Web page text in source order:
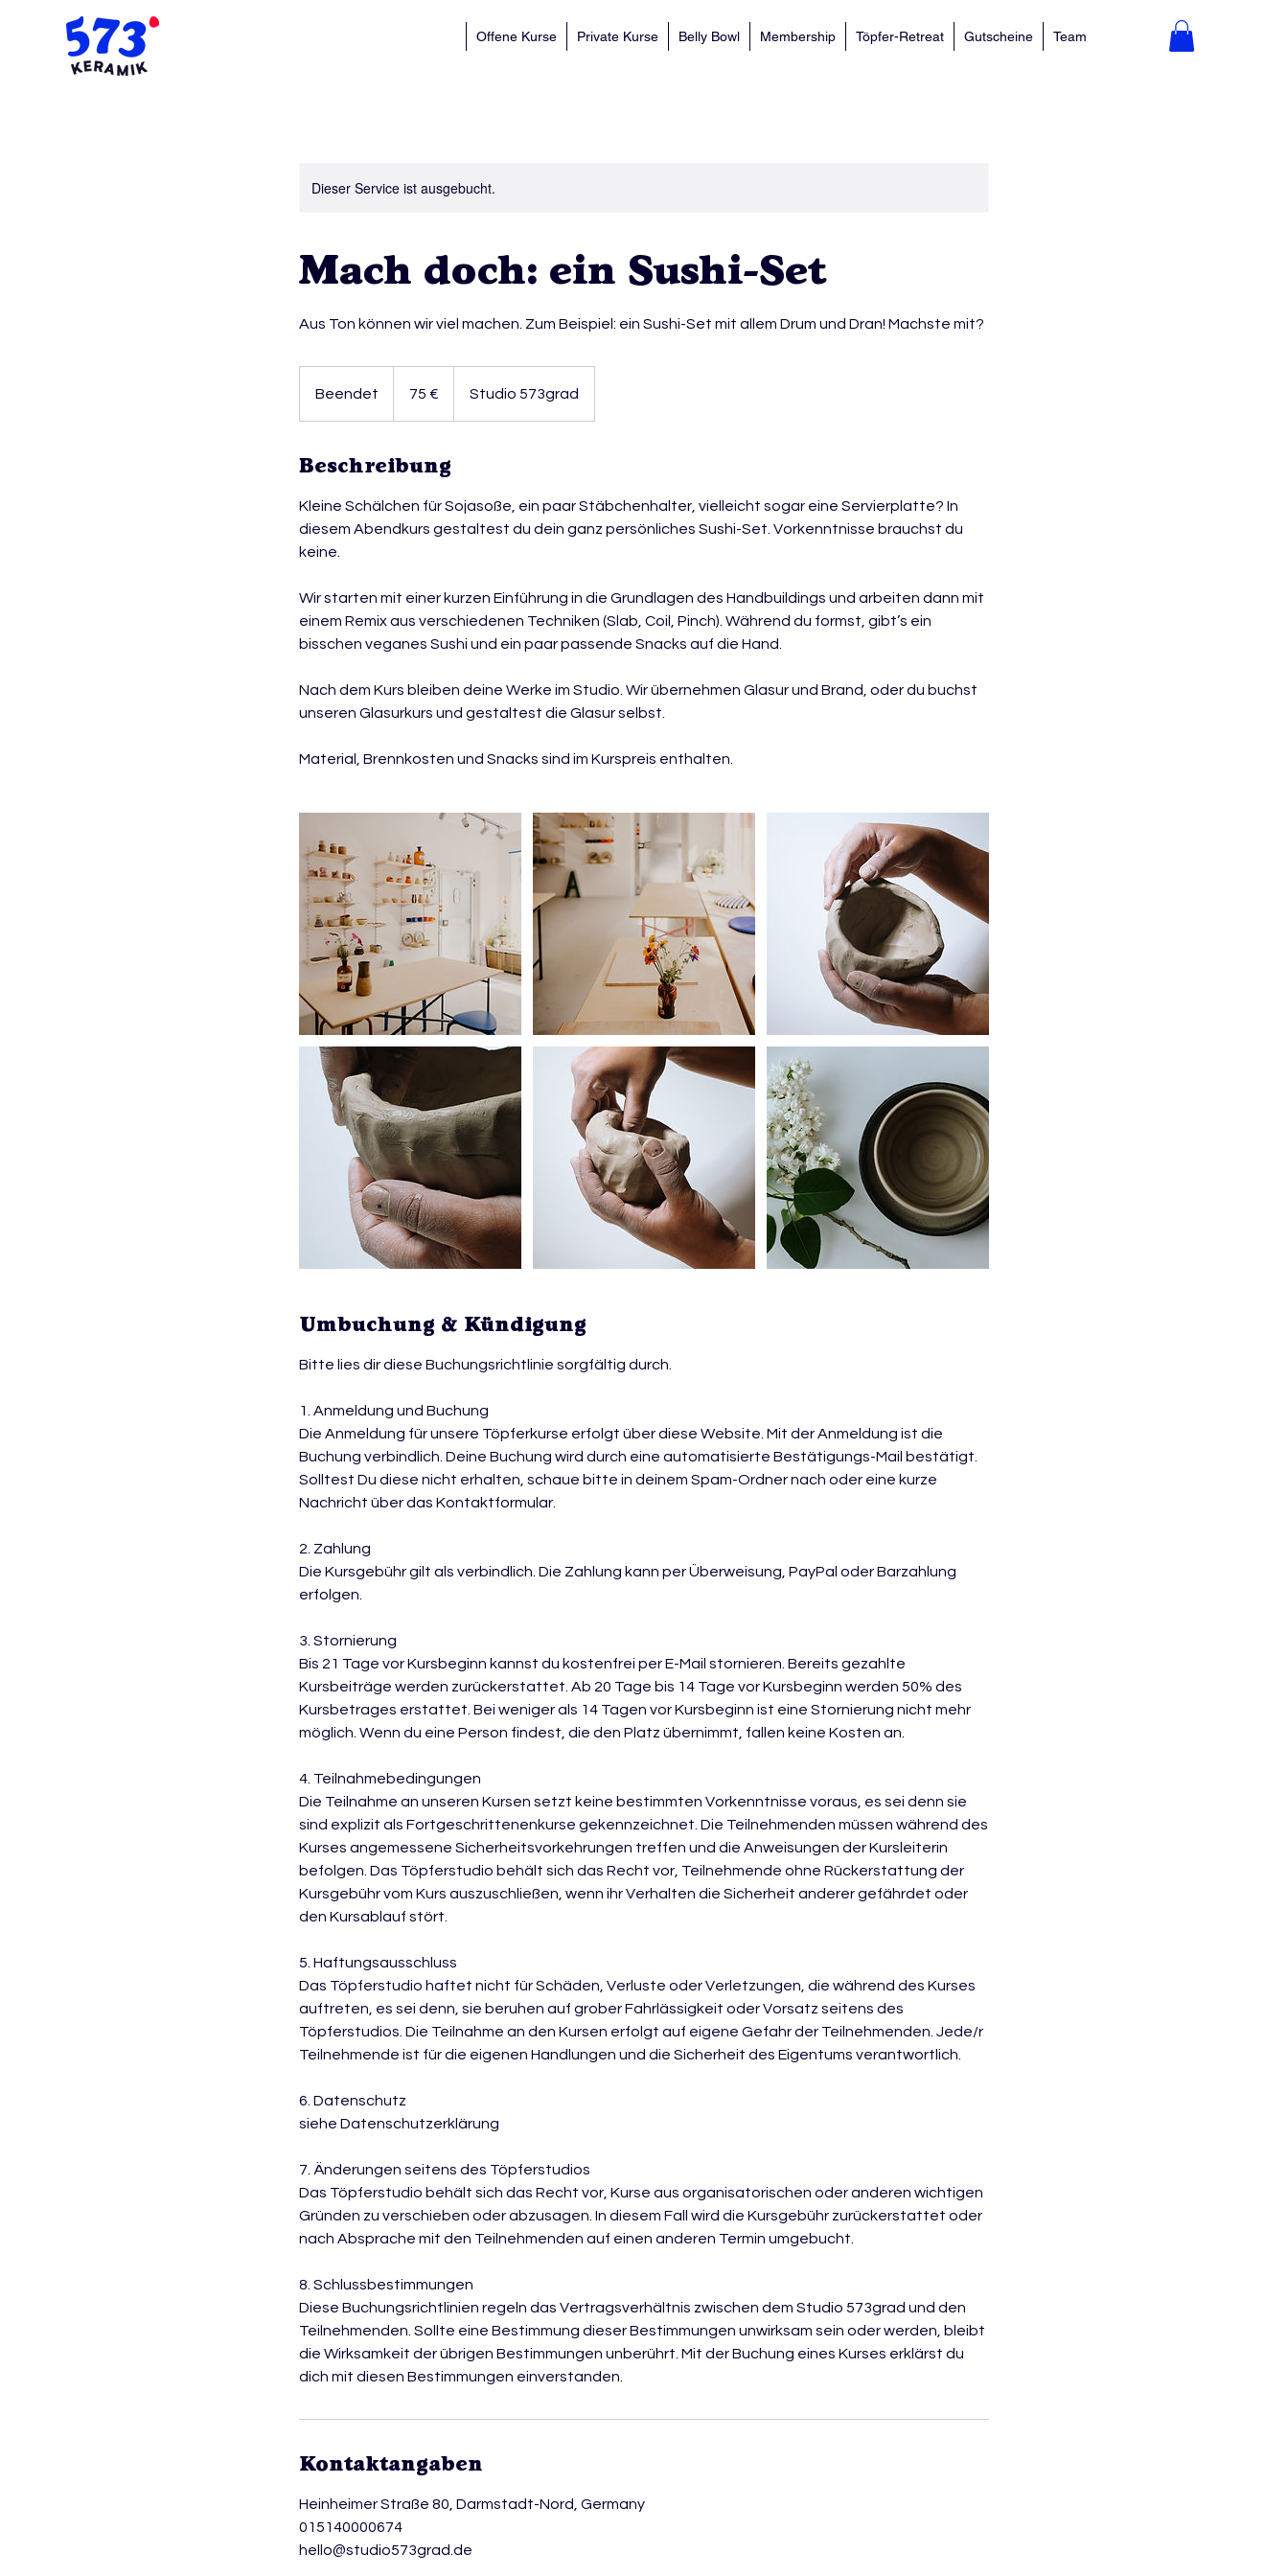
Offene Kurse Private Kurse Belly Bowl Membership Töpfer-Retreat Gutscheine Team
Dieser Service ist ausgebucht.
Mach doch: ein Sushi-Set
Aus Ton können wir viel machen. Zum Beispiel: ein Sushi-Set mit allem Drum und Dran! Machste mit?
Beendet
e
n
e
t
75 € Studio 573grad
Beschreibung
Kleine Schälchen für Sojasoße, ein paar Stäbchenhalter, vielleicht sogar eine Servierplatte? In
diesem Abendkurs gestaltest du dein ganz persönliches Sushi-Set. Vorkenntnisse brauchst du
keine.
Wir starten mit einer kurzen Einführung in die Grundlagen des Handbuildings und arbeiten dann mit
einem Remix aus verschiedenen Techniken (Slab, Coil, Pinch). Während du formst, gibt’s ein
bisschen veganes Sushi und ein paar passende Snacks auf die Hand.
Nach dem Kurs bleiben deine Werke im Studio. Wir übernehmen Glasur und Brand, oder du buchst
unseren Glasurkurs und gestaltest die Glasur selbst.
Material, Brennkosten und Snacks sind im Kurspreis enthalten.
Umbuchung & Kündigung
Bitte lies dir diese Buchungsrichtlinie sorgfältig durch.
1. Anmeldung und Buchung
Die Anmeldung für unsere Töpferkurse erfolgt über diese Website. Mit der Anmeldung ist die
Buchung verbindlich. Deine Buchung wird durch eine automatisierte Bestätigungs-Mail bestätigt.
Solltest Du diese nicht erhalten, schaue bitte in deinem Spam-Ordner nach oder eine kurze
Nachricht über das Kontaktformular.
2. Zahlung
Die Kursgebühr gilt als verbindlich. Die Zahlung kann per Überweisung, PayPal oder Barzahlung
erfolgen.
3. Stornierung
Bis 21 Tage vor Kursbeginn kannst du kostenfrei per E-Mail stornieren. Bereits gezahlte
Kursbeiträge werden zurückerstattet. Ab 20 Tage bis 14 Tage vor Kursbeginn werden 50% des
Kursbetrages erstattet. Bei weniger als 14 Tagen vor Kursbeginn ist eine Stornierung nicht mehr
möglich. Wenn du eine Person findest, die den Platz übernimmt, fallen keine Kosten an.
4. Teilnahmebedingungen
Die Teilnahme an unseren Kursen setzt keine bestimmten Vorkenntnisse voraus, es sei denn sie
sind explizit als Fortgeschrittenenkurse gekennzeichnet. Die Teilnehmenden müssen während des
Kurses angemessene Sicherheitsvorkehrungen treffen und die Anweisungen der Kursleiterin
befolgen. Das Töpferstudio behält sich das Recht vor, Teilnehmende ohne Rückerstattung der
Kursgebühr vom Kurs auszuschließen, wenn ihr Verhalten die Sicherheit anderer gefährdet oder
den Kursablauf stört.
5. Haftungsausschluss
Das Töpferstudio haftet nicht für Schäden, Verluste oder Verletzungen, die während des Kurses
auftreten, es sei denn, sie beruhen auf grober Fahrlässigkeit oder Vorsatz seitens des
Töpferstudios. Die Teilnahme an den Kursen erfolgt auf eigene Gefahr der Teilnehmenden. Jede/r
Teilnehmende ist für die eigenen Handlungen und die Sicherheit des Eigentums verantwortlich.
6. Datenschutz
siehe Datenschutzerklärung
7. Änderungen seitens des Töpferstudios
Das Töpferstudio behält sich das Recht vor, Kurse aus organisatorischen oder anderen wichtigen
Gründen zu verschieben oder abzusagen. In diesem Fall wird die Kursgebühr zurückerstattet oder
nach Absprache mit den Teilnehmenden auf einen anderen Termin umgebucht.
8. Schlussbestimmungen
Diese Buchungsrichtlinien regeln das Vertragsverhältnis zwischen dem Studio 573grad und den
Teilnehmenden. Sollte eine Bestimmung dieser Bestimmungen unwirksam sein oder werden, bleibt
die Wirksamkeit der übrigen Bestimmungen unberührt. Mit der Buchung eines Kurses erklärst du
dich mit diesen Bestimmungen einverstanden.
Kontaktangaben
Heinheimer Straße 80, Darmstadt-Nord, Germany
015140000674
hello@studio573grad.de